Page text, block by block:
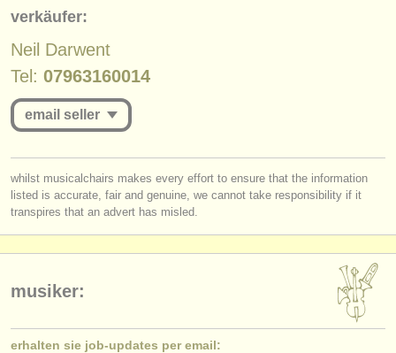
rss feeds
verlage:
anzeige veröffentlichen
ATSfaq
verkäufer:
Neil Darwent
Tel: 07963160014
email seller
log inorcreate an accountto continue.
whilst musicalchairs makes every effort to ensure that the information
listed is accurate, fair and genuine, we cannot take responsibility if it
transpires that an advert has misled.
musiker:
erhalten sie job-updates per email: